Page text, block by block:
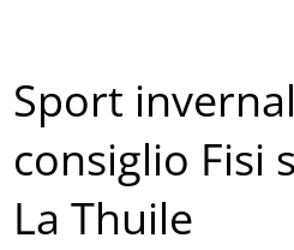
Sport
consiglio Fisi
La Thuile